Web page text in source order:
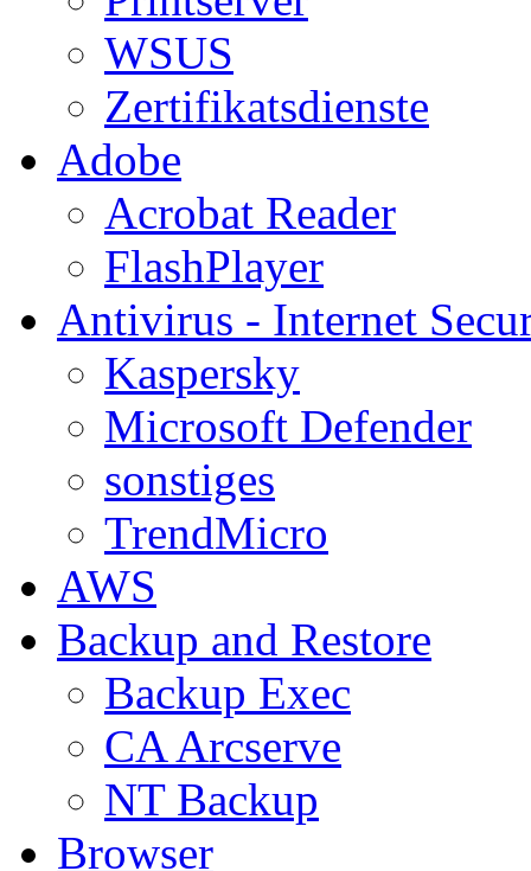
WSUS
Zertifikatsdienste
Adobe
Acrobat Reader
FlashPlayer
Antivirus - Internet
Kaspersky
Microsoft Defender
sonstiges
TrendMicro
AWS
Backup and Restore
Backup Exec
CA Arcserve
NT Backup
Browser